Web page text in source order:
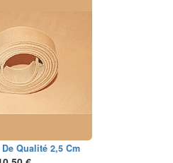
Qualité 2,5 Cm